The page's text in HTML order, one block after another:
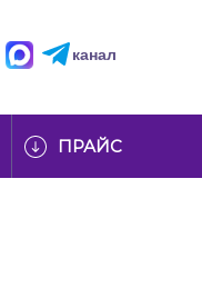
канал
ПРАЙС